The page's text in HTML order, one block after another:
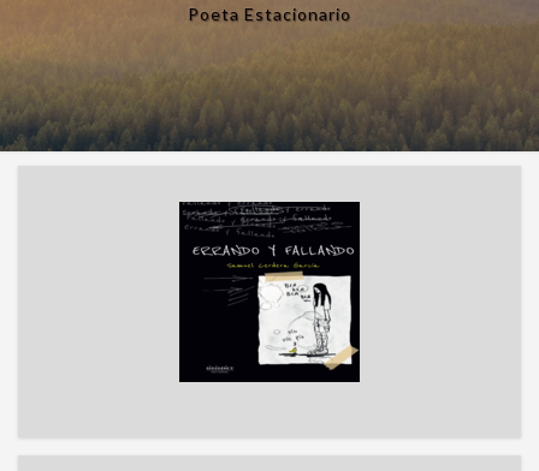
Poeta Estacionario